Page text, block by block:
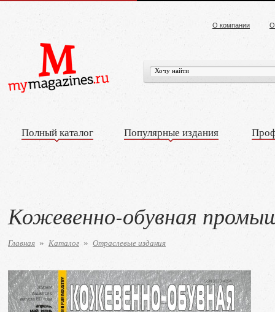
О компании
Полный каталог Популярные издания
Кожевенно-обувная
Главная » Каталог » Отраслевые издания